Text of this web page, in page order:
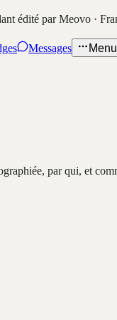
édité par Meovo ·
Messages Menu
par qui, et